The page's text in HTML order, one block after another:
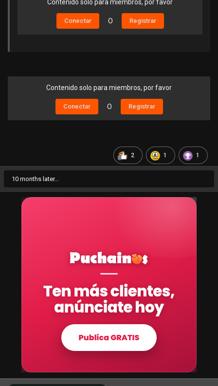
Contenido solo para miembros, por favor
Conectar O Registrar
Contenido solo para miembros, por favor
Conectar O Registrar
2 1 1
10 months later...